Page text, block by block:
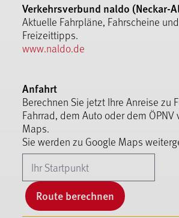
Verkehrsverbund naldo (Neckar-
Aktuelle Fahrpläne, Fahrscheine
Freizeittipps.
www.naldo.de
Anfahrt
Berechnen Sie jetzt Ihre Anreise zu
Fahrrad, dem Auto oder dem ÖPNV
Maps.
Sie werden zu Google Maps
Route berechnen